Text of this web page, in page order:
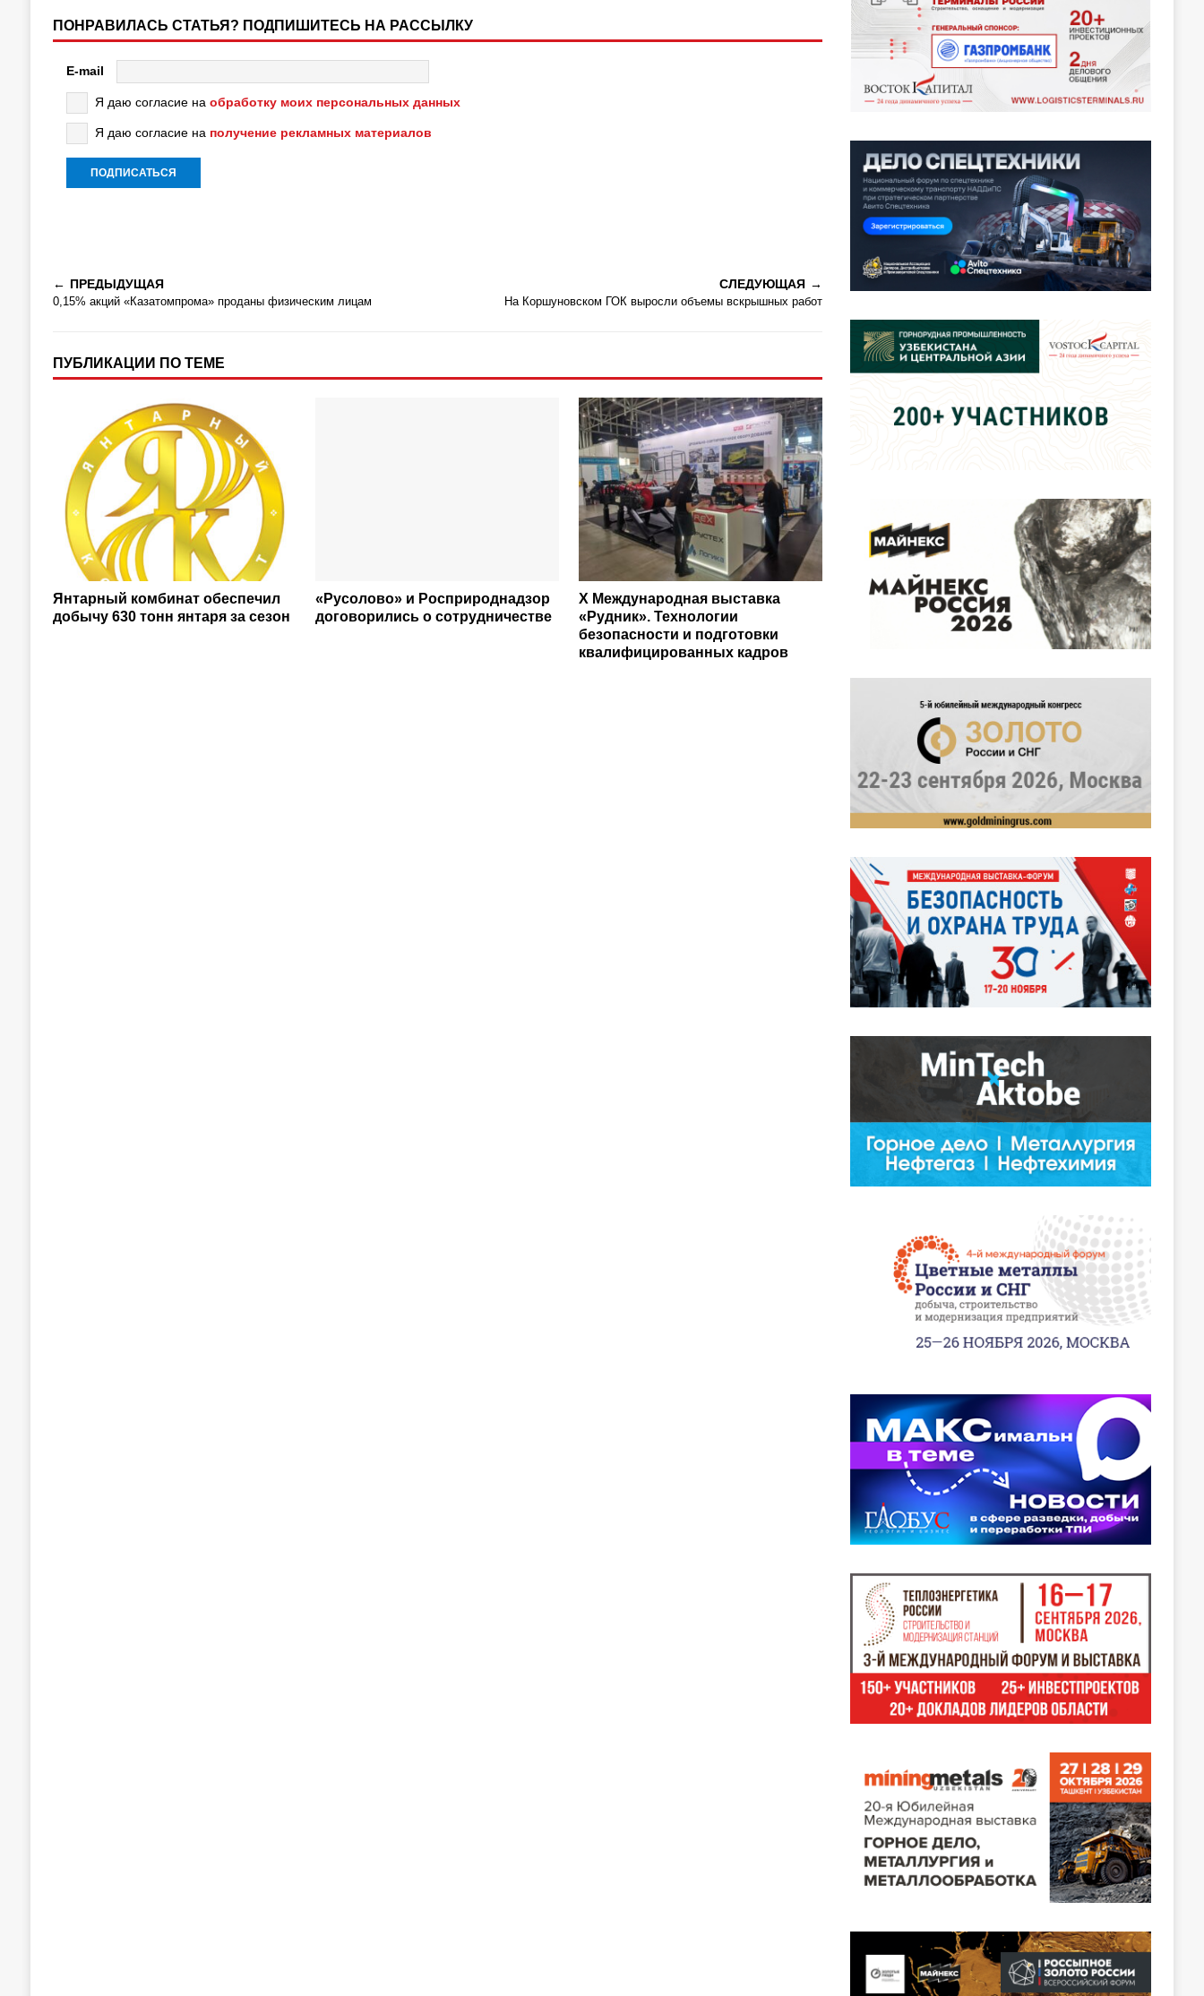
ПОНРАВИЛАСЬ СТАТЬЯ? ПОДПИШИТЕСЬ НА РАССЫЛКУ
E-mail
Я даю согласие на обработку моих персональных данных
Я даю согласие на получение рекламных материалов
ПРЕДЫДУЩАЯ
0,15% акций «Казатомпрома» проданы физическим лицам
СЛЕДУЮЩАЯ
На Коршуновском ГОК выросли объемы вскрышных работ
ПУБЛИКАЦИИ ПО ТЕМЕ
Янтарный комбинат обеспечил
добычу 630 тонн янтаря за сезон
«Русолово» и Росприроднадзор
договорились о сотрудничестве
Х Международная выставка
«Рудник». Технологии
безопасности и подготовки
квалифицированных кадров